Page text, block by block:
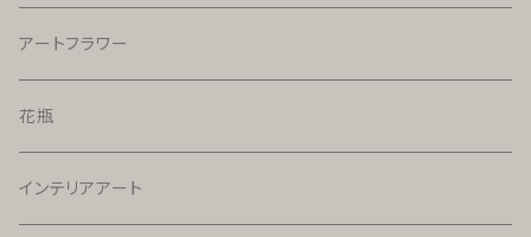
アートフラワー
花瓶
インテリアアート